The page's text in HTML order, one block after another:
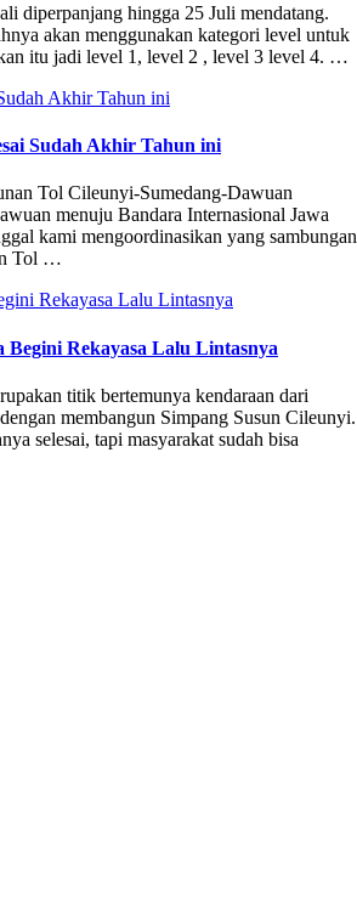
diperpanjang hingga 25 Juli mendatang.
akan menggunakan kategori level untuk
itu jadi level 1, level 2 , level 3 level 4. …
Sudah Akhir Tahun ini
Tol Cileunyi-Sumedang-Dawuan
menuju Bandara Internasional Jawa
kami mengoordinasikan yang sambungan
Tol …
Rekayasa Lalu Lintasnya
titik bertemunya kendaraan dari
membangun Simpang Susun Cileunyi.
selesai, tapi masyarakat sudah bisa